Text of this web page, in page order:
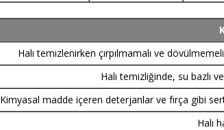
Halı temizlenirken çırpılmamalı ve
Halı temizliğinde, su bazlı
Kimyasal madde içeren deterjanlar ve fırça gibi
Halı